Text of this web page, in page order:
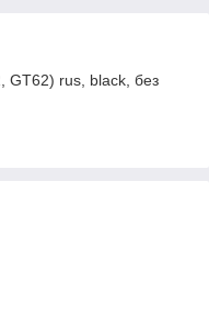
GT62) rus, black, без